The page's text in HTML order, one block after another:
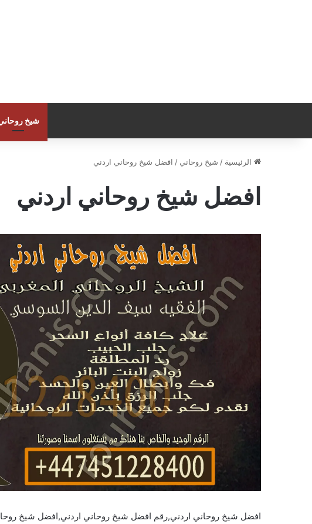
شيخ
الرئيسية / شيخ روحاني / افضل شيخ روحاني اردني
افضل شيخ روحاني اردني
افضل شيخ روحاني اردني,رقم افضل شيخ روحاني اردني,افضل شيخ